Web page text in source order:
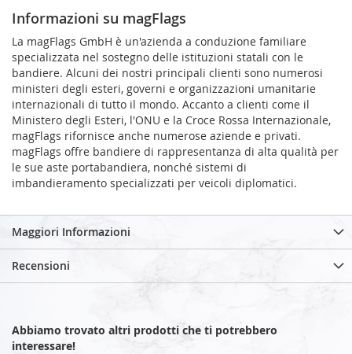
Informazioni su magFlags
La magFlags GmbH è un'azienda a conduzione familiare
specializzata nel sostegno delle istituzioni statali con le
bandiere. Alcuni dei nostri principali clienti sono numerosi
ministeri degli esteri, governi e organizzazioni umanitarie
internazionali di tutto il mondo. Accanto a clienti come il
Ministero degli Esteri, l'ONU e la Croce Rossa Internazionale,
magFlags rifornisce anche numerose aziende e privati.
magFlags offre bandiere di rappresentanza di alta qualità per
le sue aste portabandiera, nonché sistemi di
imbandieramento specializzati per veicoli diplomatici.
Maggiori Informazioni
Recensioni
Abbiamo trovato altri prodotti che ti potrebbero
interessare!